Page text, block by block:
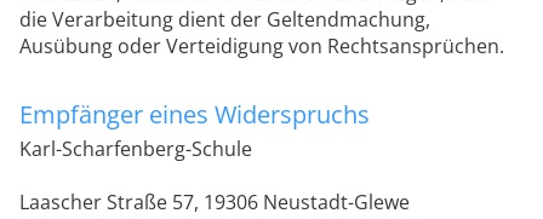
die Verarbeitung dient der Geltendmachung,
Ausübung oder Verteidigung von Rechtsansprüchen.
Empfänger eines Widerspruchs
Karl-Scharfenberg-Schule
Laascher Straße 57, 19306 Neustadt-Glewe